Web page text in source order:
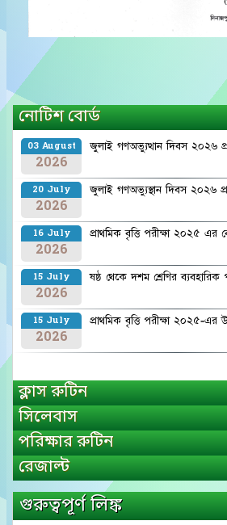
নোটিশ বোর্ড
03 August
2026
জুলাই গণঅভ্যুত্থান দিবস ২০২৬
20 July
2026
জুলাই গণঅভ্যুস্থান দিবস ২০২৬
16 July
2026
প্রাথমিক বৃত্তি পরীক্ষা ২০২৫ এর
15 July
2026
ষষ্ঠ থেকে দশম শ্রেণির ব্যবহারিক
15 July
2026
প্রাথমিক বৃত্তি পরীক্ষা ২০২৫-এর
ক্লাস রুটিন
সিলেবাস
পরিক্ষার রুটিন
রেজাল্ট
গুরুত্বপূর্ণ লিঙ্ক